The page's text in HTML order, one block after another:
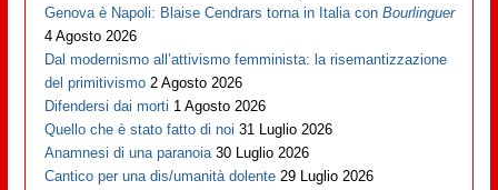
Genova è Napoli: Blaise Cendrars torna in Italia conBourlinguer
4 Agosto 2026
Dal modernismo all’attivismo femminista: la risemantizzazione
del primitivismo 2 Agosto 2026
Difendersi dai morti 1 Agosto 2026
Quello che è stato fatto di noi 31 Luglio 2026
Anamnesi di una paranoia 30 Luglio 2026
Cantico per una dis/umanità dolente 29 Luglio 2026